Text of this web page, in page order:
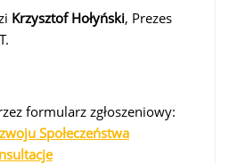
Krzysztof Hołyński, Prezes
formularz zgłoszeniowy:
Społeczeństwa